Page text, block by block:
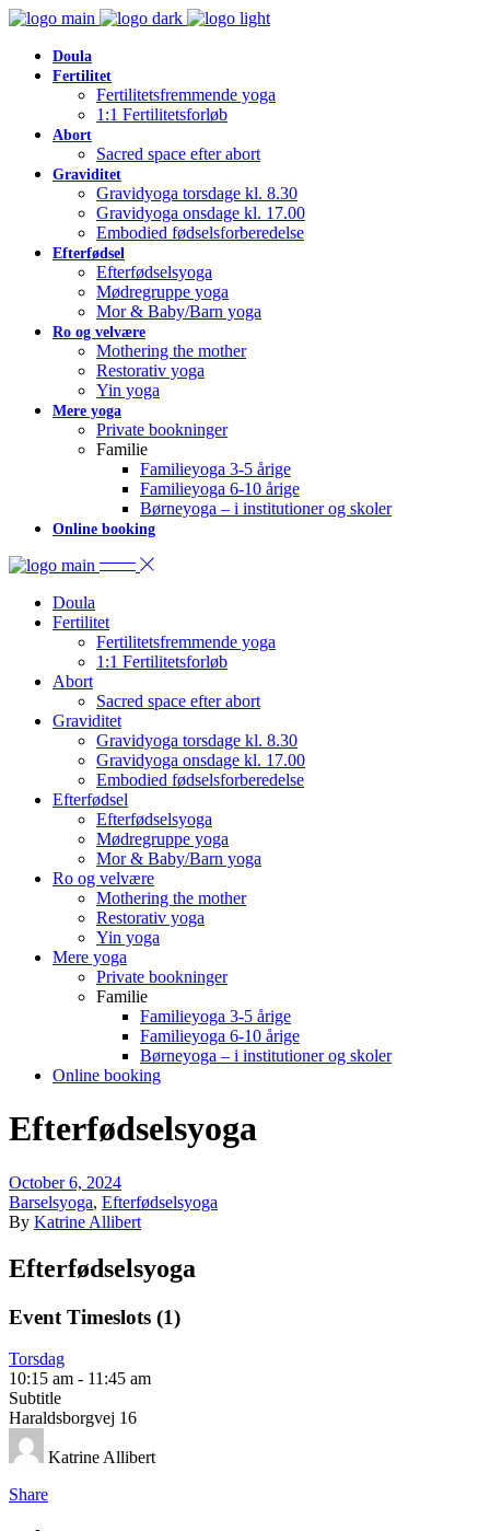
Doula
Fertilitet
Fertilitetsfremmende yoga
1:1 Fertilitetsforløb
Abort
Sacred space efter abort
Graviditet
Gravidyoga torsdage kl. 8.30
Gravidyoga onsdage kl. 17.00
Embodied fødselsforberedelse
Efterfødsel
Efterfødselsyoga
Mødregruppe yoga
Mor & Baby/Barn yoga
Ro og velvære
Mothering the mother
Restorativ yoga
Yin yoga
Mere yoga
Private bookninger
Familie
Familieyoga 3-5 årige
Familieyoga 6-10 årige
Børneyoga – i institutioner og skoler
Online booking
Doula
Fertilitet
Fertilitetsfremmende yoga
1:1 Fertilitetsforløb
Abort
Sacred space efter abort
Graviditet
Gravidyoga torsdage kl. 8.30
Gravidyoga onsdage kl. 17.00
Embodied fødselsforberedelse
Efterfødsel
Efterfødselsyoga
Mødregruppe yoga
Mor & Baby/Barn yoga
Ro og velvære
Mothering the mother
Restorativ yoga
Yin yoga
Mere yoga
Private bookninger
Familie
Familieyoga 3-5 årige
Familieyoga 6-10 årige
Børneyoga – i institutioner og skoler
Online booking
Efterfødselsyoga
October 6, 2024
Barselsyoga, Efterfødselsyoga
By Katrine Allibert
Efterfødselsyoga
Event Timeslots (1)
Torsdag
10:15 am - 11:45 am
Subtitle
Haraldsborgvej 16
Katrine Allibert
Share